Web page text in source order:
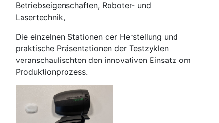
Betriebseigenschaften, Roboter- und
Lasertechnik,
Die einzelnen Stationen der Herstellung und
praktische Präsentationen der Testzyklen
veranschaulischten den innovativen Einsatz om
Produktionprozess.